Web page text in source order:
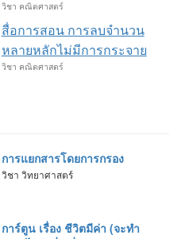
วิชา คณิตศาสตร์
สื่อการสอน การลบจำนวน
หลายหลักไม่มีการกระจาย
วิชา คณิตศาสตร์
การแยกสารโดยการกรอง
วิชา วิทยาศาสตร์
การ์ตูน เรื่อง ชีวิตมีค่า (จะทำ